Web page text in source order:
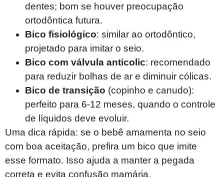
dentes; bom se houver preocupação
ortodôntica futura.
Bico fisiológico: similar ao ortodôntico,
projetado para imitar o seio.
Bico com válvula anticolic: recomendado
para reduzir bolhas de ar e diminuir cólicas.
Bico de transição (copinho e canudo):
perfeito para 6-12 meses, quando o controle
de líquidos deve evoluir.
Uma dica rápida: se o bebê amamenta no seio
com boa aceitação, prefira um bico que imite
esse formato. Isso ajuda a manter a pegada
correta e evita confusão mamária.